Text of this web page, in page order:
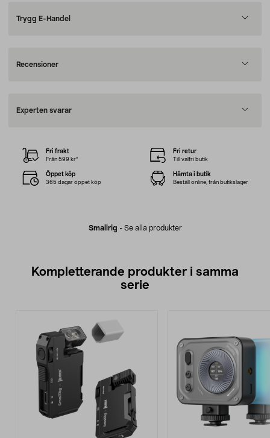
Trygg E-Handel
Recensioner
Experten svarar
Smallrig - Se alla produkter
Fri frakt
Från 599 kr*
Fri retur
Till valfri butik
Öppet köp
365 dagar öppet köp
Hämta i butik
Beställ online, från butikslager
Kompletterande produkter i samma
serie